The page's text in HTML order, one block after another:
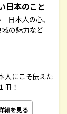
日本のこと
日本人の心、
の魅力など
人にこそ伝えた
冊！
細を見る